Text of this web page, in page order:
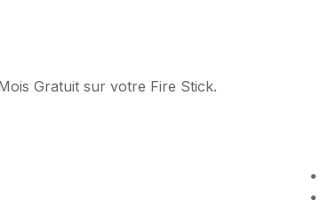
Gratuit sur votre Fire Stick.